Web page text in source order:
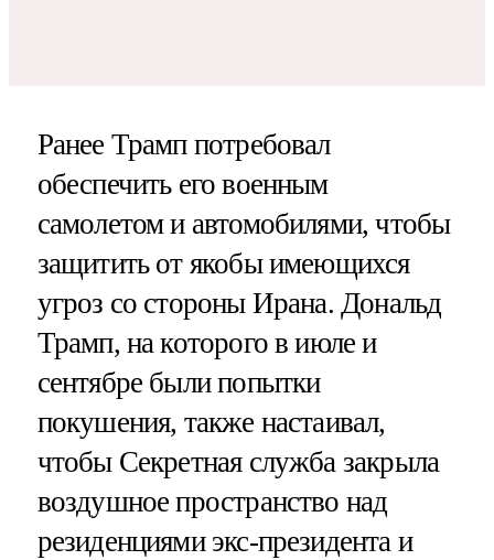
Ранее Трамп потребовал
обеспечить его военным
самолетом и автомобилями, чтобы
защитить от якобы имеющихся
угроз со стороны Ирана. Дональд
Трамп, на которого в июле и
сентябре были попытки
покушения, также настаивал,
чтобы Секретная служба закрыла
воздушное пространство над
резиденциями экс-президента и